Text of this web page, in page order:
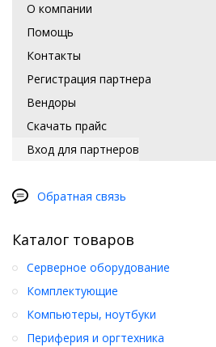
О компании
Помощь
Контакты
Регистрация партнера
Вендоры
Скачать прайс
Вход для партнеров
Обратная связь
Каталог товаров
Серверное оборудование
Комплектующие
Компьютеры, ноутбуки
Периферия и оргтехника